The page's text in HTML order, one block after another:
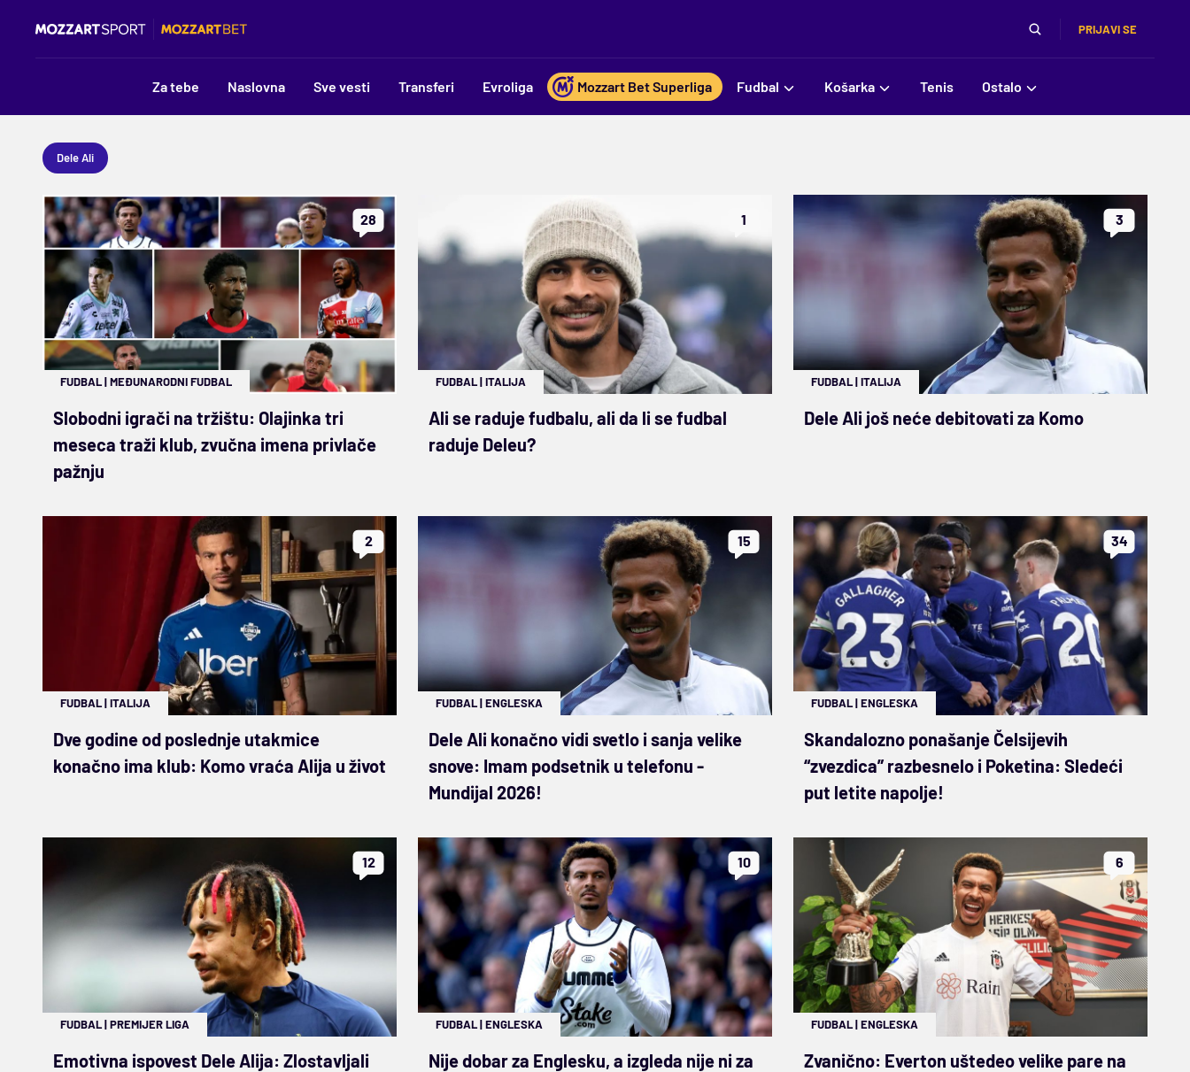
PRIJAVI SE
Za tebe Naslovna Sve vesti Transferi Evroliga Mozzart Bet Superliga Fudbal Košarka Tenis Ostalo
Dele Ali
28
FUDBAL|MEĐUNARODNI FUDBAL
Slobodni igrači na tržištu: Olajinka tri
meseca traži klub, zvučna imena privlače
pažnju
1
FUDBAL|ITALIJA
Ali se raduje fudbalu, ali da li se fudbal
raduje Deleu?
3
FUDBAL|ITALIJA
Dele Ali još neće debitovati za Komo
2
FUDBAL|ITALIJA
Dve godine od poslednje utakmice
konačno ima klub: Komo vraća Alija u život
15
FUDBAL|ENGLESKA
Dele Ali konačno vidi svetlo i sanja velike
snove: Imam podsetnik u telefonu -
Mundijal 2026!
34
FUDBAL|ENGLESKA
Skandalozno ponašanje Čelsijevih
“zvezdica” razbesnelo i Poketina: Sledeći
put letite napolje!
12
FUDBAL|PREMIJER LIGA
Emotivna ispovest Dele Alija: Zlostavljali
10
FUDBAL|ENGLESKA
Nije dobar za Englesku, a izgleda nije ni za
6
FUDBAL|ENGLESKA
Zvanično: Everton uštedeo velike pare na